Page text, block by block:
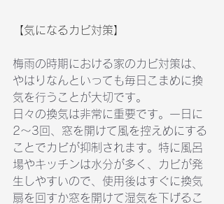
【気になるカビ対策】
梅雨の時期における家のカビ対策は、
やはりなんといっても毎日こまめに換
気を行うことが大切です。
日々の換気は非常に重要です。一日に
2〜3回、窓を開けて風を控えめにする
ことでカビが抑制されます。特に風呂
場やキッチンは水分が多く、カビが発
生しやすいので、使用後はすぐに換気
扇を回すか窓を開けて湿気を下げるこ